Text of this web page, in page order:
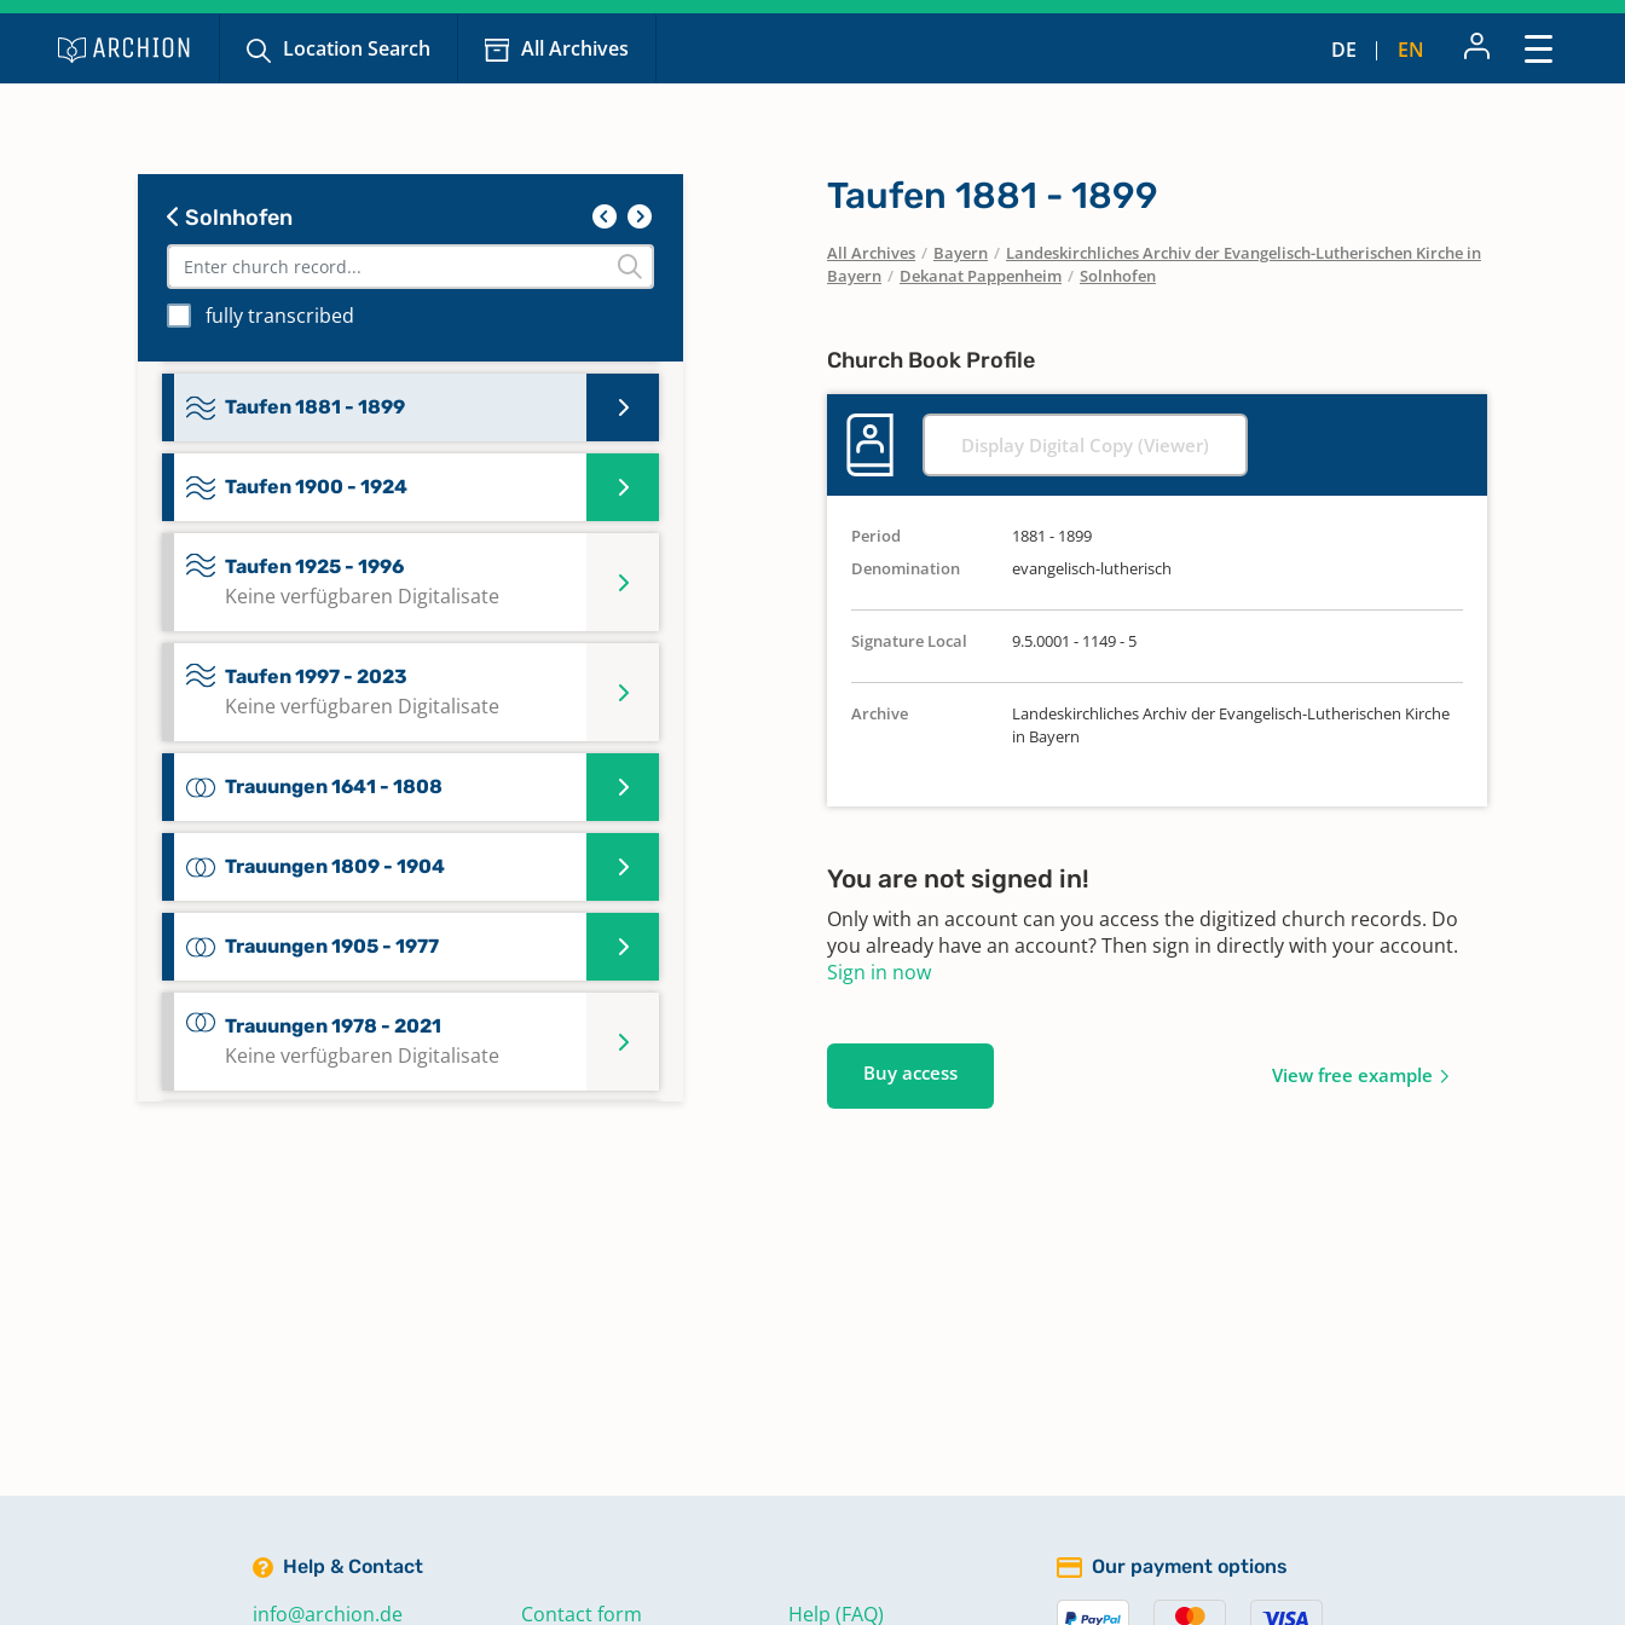
Location Search All Archives DE EN
Solnhofen
fully transcribed
Trauungen 1822 - 1847, 1849 - 1854;
Bestattungen 1822 - 1847, 1849 -
1854
1855; Bestattungen 1837 - 1855
Keine verfügbaren Digitalisate
Taufen 1845 - 1880
Taufen 1881 - 1899
Taufen 1900 - 1924
Taufen 1925 - 1996
Keine verfügbaren Digitalisate
Taufen 1997 - 2023
Keine verfügbaren Digitalisate
Trauungen 1641 - 1808
Trauungen 1809 - 1904
Trauungen 1905 - 1977
Trauungen 1978 - 2021
Keine verfügbaren Digitalisate
Taufen 1881 - 1899
All Archives / Bayern / Landeskirchliches Archiv der Evangelisch-Lutherischen Kirche in
Bayern / Dekanat Pappenheim / Solnhofen
Church Book Profile
Display Digital Copy (Viewer)
Period
1881 - 1899
Denomination
evangelisch-lutherisch
Signature Local 9.5.0001 - 1149 - 5
Archive
Landeskirchliches Archiv der Evangelisch-Lutherischen Kirche
in Bayern
You are not signed in!
Only with an account can you access the digitized church records. Do
you already have an account? Then sign in directly with your account.
Sign in now
Buy access View free example
Help & Contact
info@archion.de Contact form Help (FAQ)
Our payment options